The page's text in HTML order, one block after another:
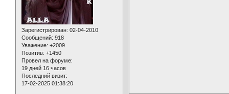
Зарегистрирован: 02-04-2010
Сообщений: 918
Уважение: +2009
Позитив: +1450
Провел на форуме:
19 дней 16 часов
Последний визит:
17-02-2025 01:38:20